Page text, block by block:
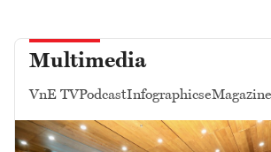
Multimedia
VnE TVPodcastInfographicseMagazine